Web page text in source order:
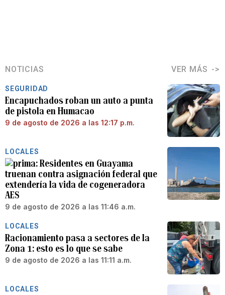
NOTICIAS VER MÁS
SEGURIDAD
Encapuchados roban un auto a punta
de pistola en Humacao
9 de agosto de 2026 a las 12:17 p.m.
LOCALES
Residentes en Guayama
truenan contra asignación federal que
extendería la vida de cogeneradora
AES
9 de agosto de 2026 a las 11:46 a.m.
LOCALES
Racionamiento pasa a sectores de la
Zona 1: esto es lo que se sabe
9 de agosto de 2026 a las 11:11 a.m.
LOCALES